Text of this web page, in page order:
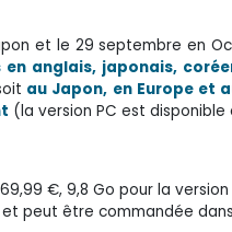
et le 29 septembre en
en anglais, japonais,
au Japon, en Europe et
(la version PC est disponible
€, 9,8 Go pour la
peut être commandée